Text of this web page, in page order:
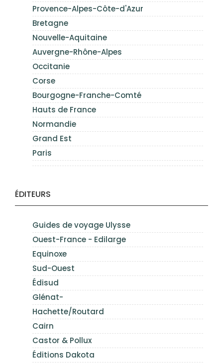
Provence-Alpes-Côte-d'Azur
Bretagne
Nouvelle-Aquitaine
Auvergne-Rhône-Alpes
Occitanie
Corse
Bourgogne-Franche-Comté
Hauts de France
Normandie
Grand Est
Paris
ÉDITEURS
Guides de voyage Ulysse
Ouest-France - Edilarge
Equinoxe
Sud-Ouest
Édisud
Glénat-
Hachette/Routard
Cairn
Castor & Pollux
Éditions Dakota